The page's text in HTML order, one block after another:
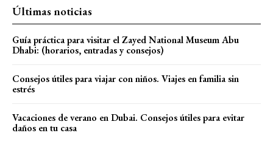
Últimas noticias
Guía práctica para visitar el Zayed National Museum Abu
Dhabi: (horarios, entradas y consejos)
Consejos útiles para viajar con niños. Viajes en familia sin
estrés
Vacaciones de verano en Dubai. Consejos útiles para evitar
daños en tu casa